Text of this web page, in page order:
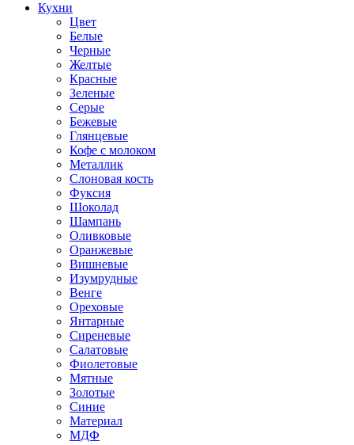
Кухни
Цвет
Белые
Черные
Желтые
Красные
Зеленые
Серые
Бежевые
Глянцевые
Кофе с молоком
Металлик
Слоновая кость
Фуксия
Шоколад
Шампань
Оливковые
Оранжевые
Вишневые
Изумрудные
Венге
Ореховые
Янтарные
Сиреневые
Салатовые
Фиолетовые
Мятные
Золотые
Синие
Материал
МДФ